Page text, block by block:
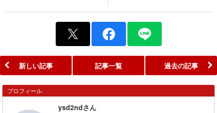
新しい記事 記事一覧 過去の記事
プロフィール
ysd2ndさん